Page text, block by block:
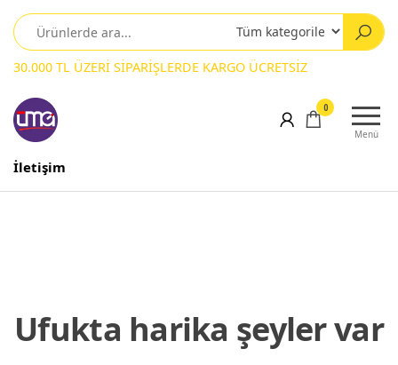
30.000 TL ÜZERİ SİPARİŞLERDE KARGO ÜCRETSİZ
Menü
0
İletişim
Ufukta harika şeyler var